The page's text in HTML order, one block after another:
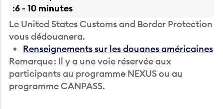
6 - 10 minutes
Le United States Customs and Border Protection
vous dédouanera.
Renseignements sur les douanes américaines
Remarque : Il y a une voie réservée aux
participants au programme NEXUS ou au
programme CANPASS.